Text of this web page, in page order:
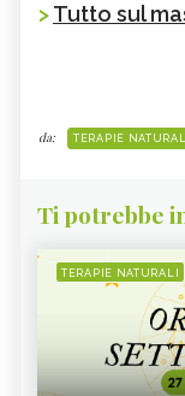
>Tutto sul
da: TERAPIE NATURALI
Ti potrebbe
TERAPIE NATURALI